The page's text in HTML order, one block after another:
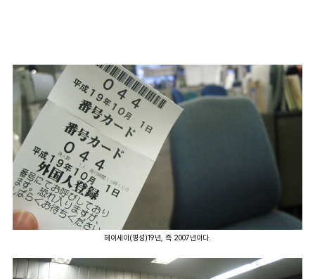
헤이세이(평성)19년, 즉 2007년이다.